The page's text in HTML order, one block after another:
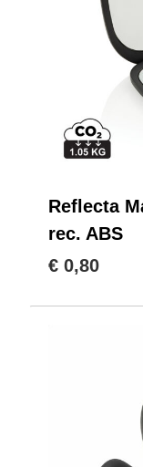
Reflecta
rec. ABS
€ 0,80